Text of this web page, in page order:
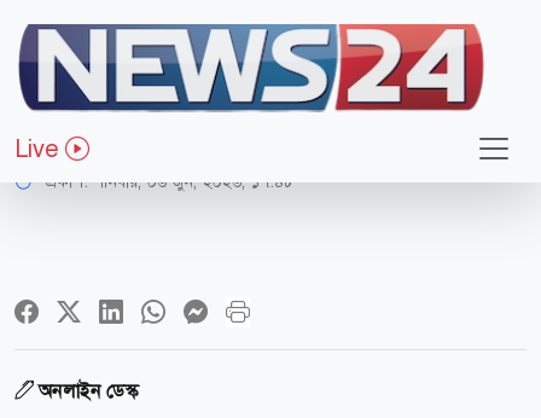
Live
জাতীয়
রাতের মধ্যে ঝড় হতে পারে যেসব অঞ্চলে
প্রকাশ:শনিবার, ০৬ জুন, ২০২৬, ১৭:৪৮
অনলাইন ডেস্ক